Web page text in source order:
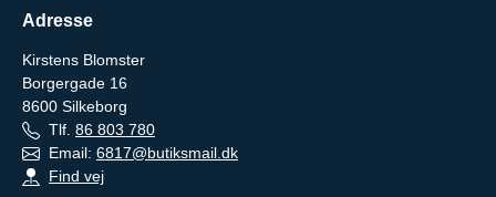
Adresse
Kirstens Blomster
Borgergade 16
8600 Silkeborg
Tlf. 86 803 780
Email: 6817@butiksmail.dk
Find vej